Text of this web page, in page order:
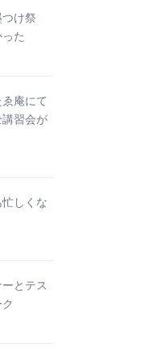
け祭
た
庵にて
習会が
しくな
とテス